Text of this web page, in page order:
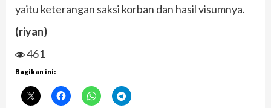
yaitu keterangan saksi korban dan hasil visumnya.
(riyan)
461
Bagikan ini: